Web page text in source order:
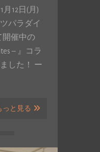
月12日(月)
パラダイ
開催中の
– 』コラ
した！ ー
っと見る